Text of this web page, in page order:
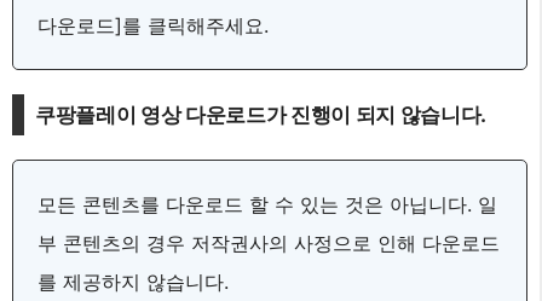
다운로드]를 클릭해주세요.
쿠팡플레이 영상 다운로드가 진행이 되지 않습니다.
모든 콘텐츠를 다운로드 할 수 있는 것은 아닙니다. 일
부 콘텐츠의 경우 저작권사의 사정으로 인해 다운로드
를 제공하지 않습니다.